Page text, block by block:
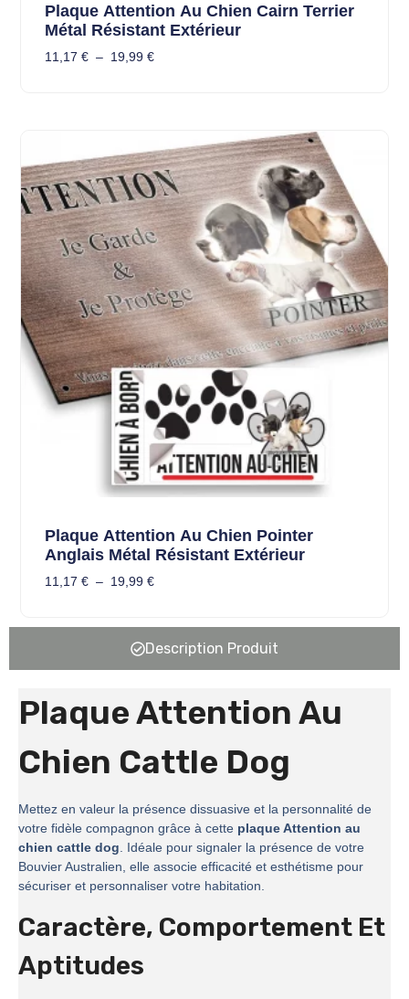
Plaque Attention Au Chien Cairn Terrier
Métal Résistant Extérieur
11,17 € – 19,99 €
Plaque Attention Au Chien Pointer
Anglais Métal Résistant Extérieur
11,17 € – 19,99 €
Description Produit
Plaque Attention Au
Chien Cattle Dog
Mettez en valeur la présence dissuasive et la personnalité de
votre fidèle compagnon grâce à cette plaque Attention au
chien cattle dog. Idéale pour signaler la présence de votre
Bouvier Australien, elle associe efficacité et esthétisme pour
sécuriser et personnaliser votre habitation.
Caractère, Comportement Et
Aptitudes